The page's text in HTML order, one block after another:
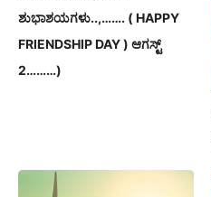
ಶುಭಾಶಯಗಳು..,……. ( HAPPY
FRIENDSHIP DAY ) ಆಗಸ್ಟ್
2………)